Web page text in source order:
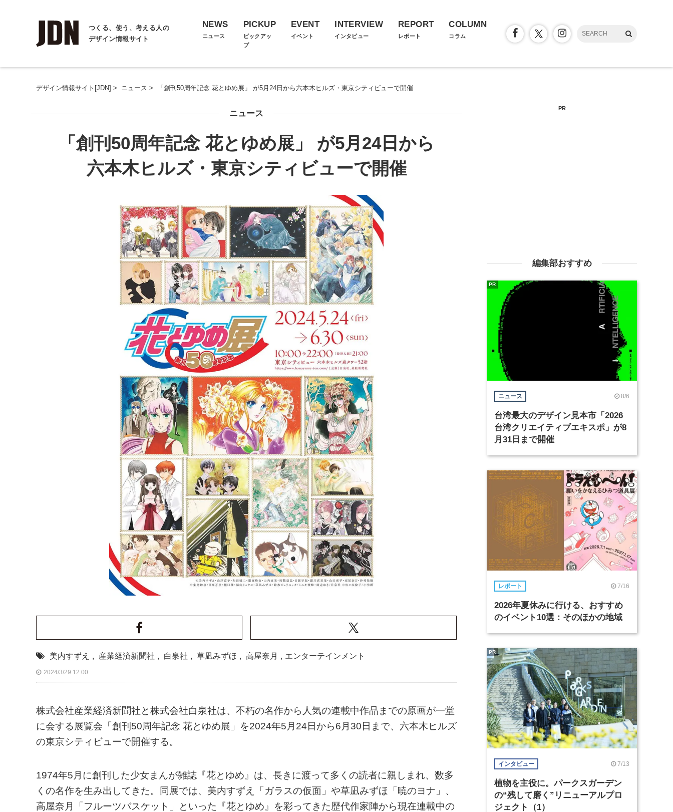
つくる、使う、考える人の
デザイン情報サイト
NEWS
ニュース
PICKUP
ピックアッ
プ
EVENT
イベント
INTERVIEW
インタビュー
REPORT
レポート
COLUMN
コラム
デザイン情報サイト[JDN] > ニュース > 「創刊50周年記念 花とゆめ展」 が5月24日から六本木ヒルズ・東京シティビューで開催
ニュース
「創刊50周年記念 花とゆめ展」 が5月24日から
六本木ヒルズ・東京シティビューで開催
美内すずえ , 産業経済新聞社 , 白泉社 , 草凪みずほ , 高屋奈月 , エンターテインメント
2024/3/29 12:00
株式会社産業経済新聞社と株式会社白泉社は、不朽の名作から人気の連載中作品までの原画が一堂
に会する展覧会「創刊50周年記念 花とゆめ展」を2024年5月24日から6月30日まで、六本木ヒルズ
の東京シティビューで開催する。
1974年5月に創刊した少女まんが雑誌『花とゆめ』は、長きに渡って多くの読者に親しまれ、数多
くの名作を生み出してきた。同展では、美内すずえ「ガラスの仮面」や草凪みずほ「暁のヨナ」、
高屋奈月「フルーツバスケット」といった『花とゆめ』を彩ってきた歴代作家陣から現在連載中の
PR
編集部おすすめ
ニュース 8/6
台湾最大のデザイン見本市「2026
台湾クリエイティブエキスポ」が8
月31日まで開催
PR
レポート 7/16
2026年夏休みに行ける、おすすめ
のイベント10選：そのほかの地域
インタビュー 7/13
植物を主役に。パークスガーデン
の“残して磨く”リニューアルプロ
ジェクト（1）
PR